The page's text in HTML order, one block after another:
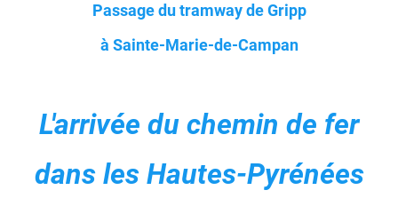
Passage du tramway de Gripp
à Sainte-Marie-de-Campan
L'arrivée du chemin de fer
dans les Hautes-Pyrénées